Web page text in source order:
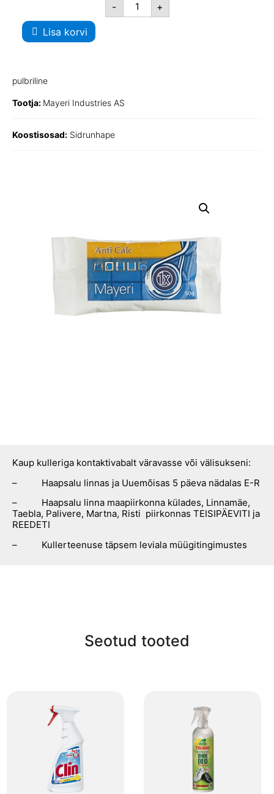
- +
Lisa korvi
pulbriline
Tootja: Mayeri Industries AS
Koostisosad: Sidrunhape
Kaup kulleriga kontaktivabalt väravasse või välisukseni:
– Haapsalu linnas ja Uuemõisas 5 päeva nädalas E-R
– Haapsalu linna maapiirkonna külades, Linnamäe,
Taebla, Palivere, Martna, Risti piirkonnas TEISIPÄEVITI ja
REEDETI
– Kullerteenuse täpsem leviala müügitingimustes
Seotud tooted